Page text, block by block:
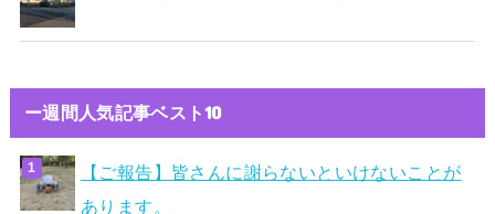
ー週間人気記事ベスト10
【ご報告】皆さんに謝らないといけないことが
あります。